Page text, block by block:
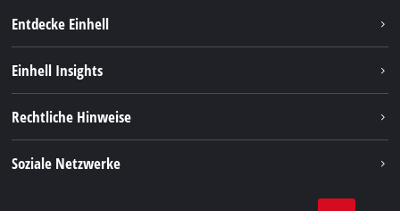
Entdecke Einhell
Akkusystem
Einhell Insights
Rechtliche Hinweise
Soziale Netzwerke